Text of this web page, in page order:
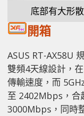
底部有大形
開箱
ASUS RT-AX58U
雙頻4天線設計，
傳輸速度，而
至 2402Mbps，合
3000Mbps，同時